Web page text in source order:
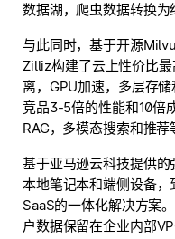
数据湖，爬虫数据转换为
与此同时，基于开源
Zilliz构建了云上性价比
离，GPU加速，多层存
竞品3-5倍的性能和10倍
RAG，多模态搜索和推荐
基于亚马逊云科技提供
本地笔记本和端侧设备
SaaS的一体化解决方案
户数据保留在企业内部